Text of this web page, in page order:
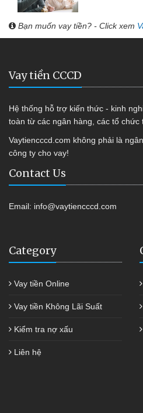
Bạn muốn vay tiền? - Click xem
Vay tiền CCCD
Hệ thống hỗ trợ kiến thức - kinh
toàn từ các ngân hàng, các tổ chức
Vaytiencccd.com không phải là
công ty cho vay!
Contact Us
Email: info@vaytiencccd.com
Category
Vay tiền Online
Vay tiền Không Lãi Suất
Kiểm tra nợ xấu
Liên hệ